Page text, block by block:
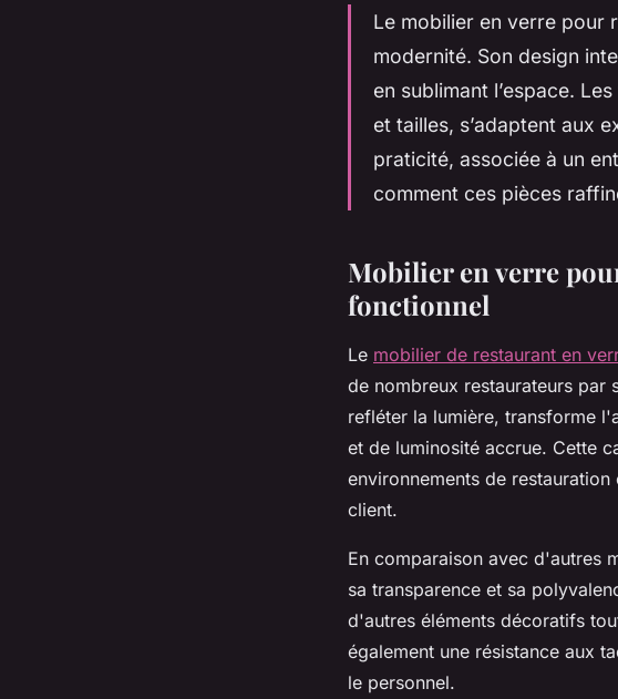
Le mobilier en verre pour
modernité. Son design
en sublimant l’espace.
et tailles, s’adaptent aux
praticité, associée à un
comment ces pièces
Mobilier en verre
fonctionnel
Le mobilier de restaurant en
de nombreux restaurateurs par
refléter la lumière, transforme
et de luminosité accrue. Cette
environnements de
client.
En comparaison avec d'autres
sa transparence et sa
d'autres éléments décoratifs
également une résistance aux
le personnel.